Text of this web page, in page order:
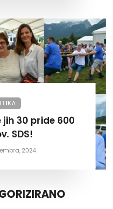
članov. SDS!
2024